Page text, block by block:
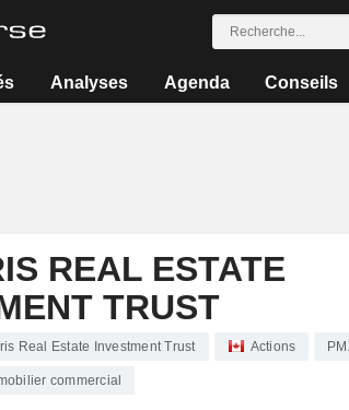
Analyses Agenda Conseils
REAL ESTATE
TRUST
Real Estate Investment Trust Actions
commercial